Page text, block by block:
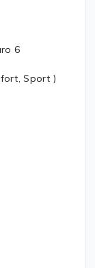
6
Sport )